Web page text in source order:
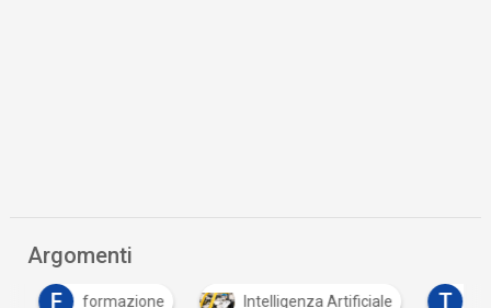
Argomenti
F
formazione Intelligenza Artificiale T